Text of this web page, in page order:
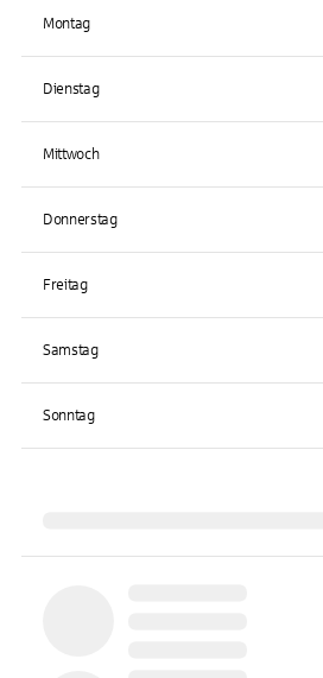
Montag
Dienstag
Mittwoch
Donnerstag
Freitag
Samstag
Sonntag